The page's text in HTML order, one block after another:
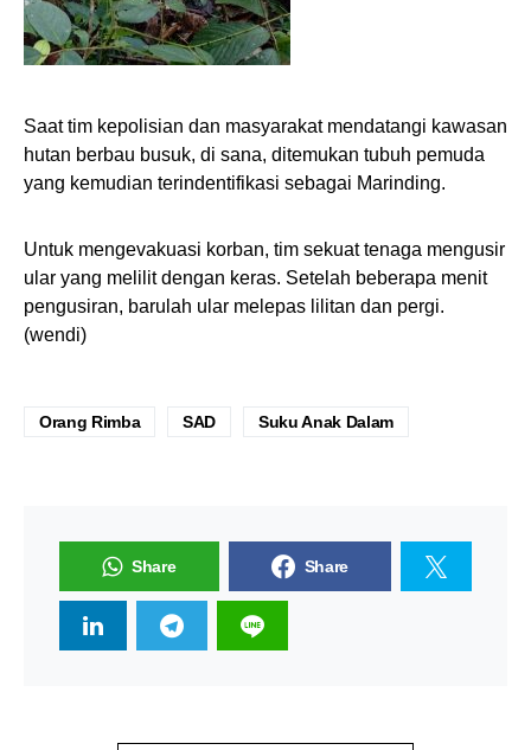
Saat tim kepolisian dan masyarakat mendatangi kawasan
hutan berbau busuk, di sana, ditemukan tubuh pemuda
yang kemudian terindentifikasi sebagai Marinding.
Untuk mengevakuasi korban, tim sekuat tenaga mengusir
ular yang melilit dengan keras. Setelah beberapa menit
pengusiran, barulah ular melepas lilitan dan pergi.
(wendi)
Orang Rimba SAD Suku Anak Dalam
Share Share